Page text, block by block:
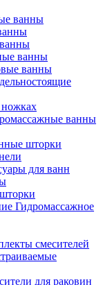
ванны
ванны
ванны
ванны
шторки
для ванн
Гидромассажное
смесителей
для раковин